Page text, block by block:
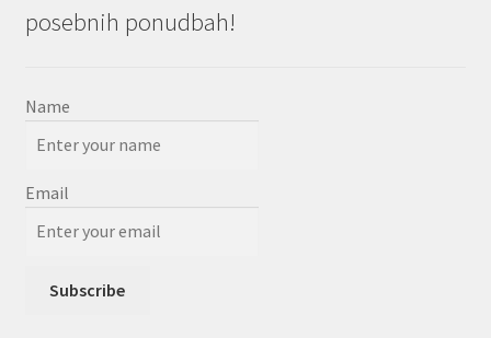
posebnih ponudbah!
Name
Email